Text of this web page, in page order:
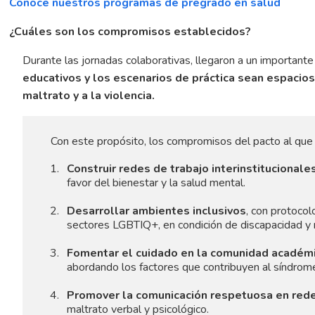
¿Cuáles son los compromisos establecidos?
Durante las jornadas colaborativas, llegaron a un
educativos y los escenarios de práctica sean
maltrato y a la violencia.
Con este propósito, los compromisos del pacto al
Construir redes de trabajo
favor del bienestar y la salud mental.
Desarrollar ambientes inclusivos, con
sectores LGBTIQ+, en condición de discapacidad
Fomentar el cuidado en la comunidad
abordando los factores que contribuyen al
Promover la comunicación respetuosa en
maltrato verbal y psicológico.